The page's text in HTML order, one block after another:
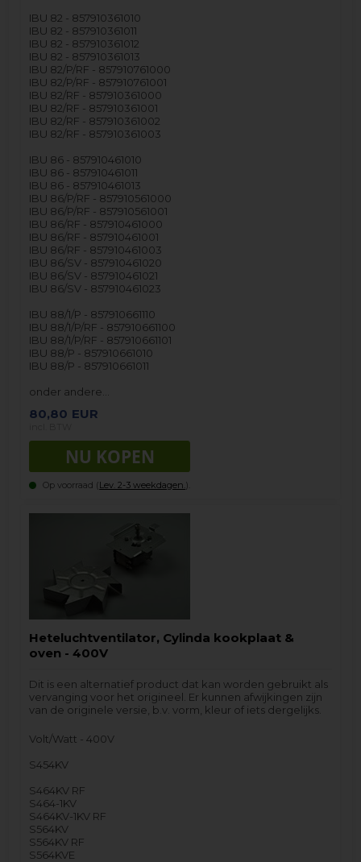
IBU 82 - 857910361010
IBU 82 - 857910361011
IBU 82 - 857910361012
IBU 82 - 857910361013
IBU 82/P/RF - 857910761000
IBU 82/P/RF - 857910761001
IBU 82/RF - 857910361000
IBU 82/RF - 857910361001
IBU 82/RF - 857910361002
IBU 82/RF - 857910361003
IBU 86 - 857910461010
IBU 86 - 857910461011
IBU 86 - 857910461013
IBU 86/P/RF - 857910561000
IBU 86/P/RF - 857910561001
IBU 86/RF - 857910461000
IBU 86/RF - 857910461001
IBU 86/RF - 857910461003
IBU 86/SV - 857910461020
IBU 86/SV - 857910461021
IBU 86/SV - 857910461023
IBU 88/1/P - 857910661110
IBU 88/1/P/RF - 857910661100
IBU 88/1/P/RF - 857910661101
IBU 88/P - 857910661010
IBU 88/P - 857910661011
onder andere…
80,80 EUR
Op voorraad (Lev. 2-3 weekdagen. ).
Heteluchtventilator, Cylinda kookplaat &
oven - 400V
Dit is een alternatief product dat kan worden gebruikt als
vervanging voor het origineel. Er kunnen afwijkingen zijn
van de originele versie, b.v. vorm, kleur of iets dergelijks.
Volt/Watt - 400V
S454KV
S464KV RF
S464-1KV
S464KV-1KV RF
S564KV
S564KV RF
S564KVE